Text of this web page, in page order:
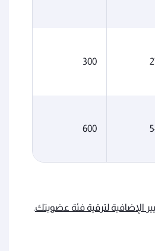
300
600
الإضافية لترقية فئة عضويتك.